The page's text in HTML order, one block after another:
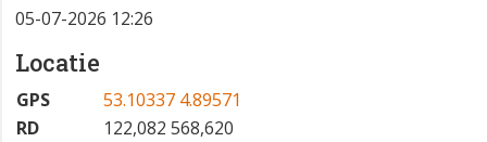
05-07-2026 12:26
Locatie
GPS
53.10337 4.89571
RD
122,082 568,620